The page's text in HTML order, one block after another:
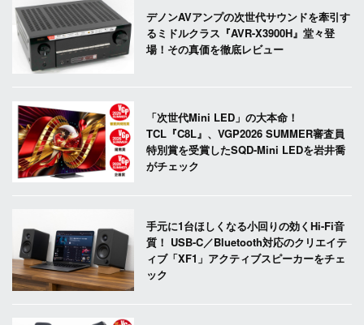
デノンAVアンプの次世代サウンドを牽引す
るミドルクラス『AVR-X3900H』堂々登
場！その真価を徹底レビュー
「次世代Mini LED」の大本命！
TCL『C8L』、VGP2026 SUMMER審査員
特別賞を受賞したSQD-Mini LEDを岩井喬
がチェック
手元に1台ほしくなる小回りの効くHi-Fi音
質！ USB-C／Bluetooth対応のクリエイテ
ィブ「XF1」アクティブスピーカーをチェ
ック